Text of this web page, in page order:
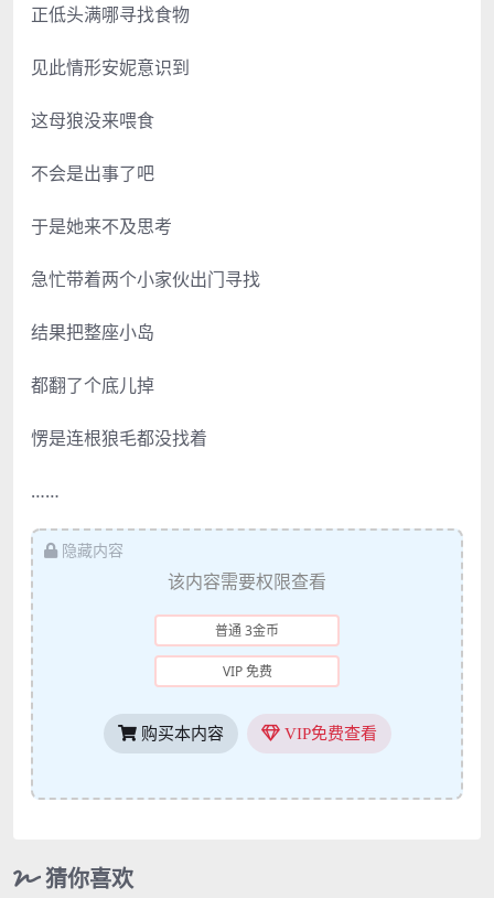
正低头满哪寻找食物
见此情形安妮意识到
这母狼没来喂食
不会是出事了吧
于是她来不及思考
急忙带着两个小家伙出门寻找
结果把整座小岛
都翻了个底儿掉
愣是连根狼毛都没找着
……
隐藏内容
该内容需要权限查看
普通 3金币
VIP 免费
购买本内容 VIP免费查看
猜你喜欢